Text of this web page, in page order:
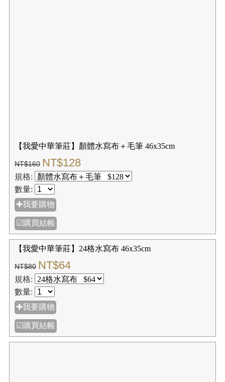
【我愛中華筆莊】顏體水寫布＋毛筆 46x35cm
NT$160 NT$128
規格:
數量:
✚我要購物
☑購買結帳